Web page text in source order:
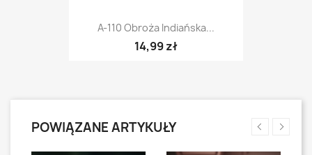
A-110 Obroża Indiańska...
14,99 zł
POWIĄZANE ARTYKUŁY